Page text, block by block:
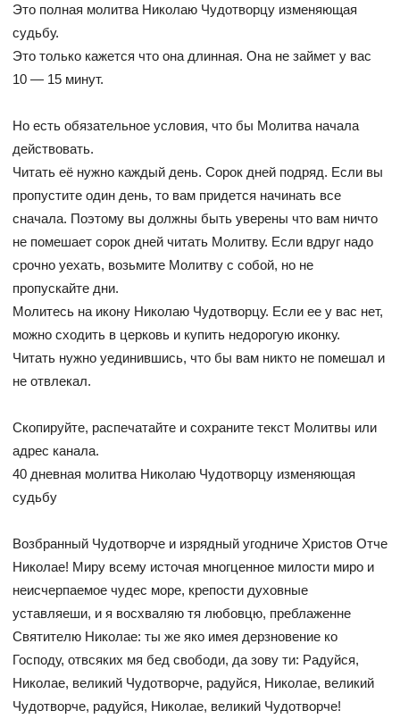
Это полная молитва Николаю Чудотворцу изменяющая
судьбу.
Это только кажется что она длинная. Она не займет у вас
10 — 15 минут.
Но есть обязательное условия, что бы Молитва начала
действовать.
Читать её нужно каждый день. Сорок дней подряд. Если вы
пропустите один день, то вам придется начинать все
сначала. Поэтому вы должны быть уверены что вам ничто
не помешает сорок дней читать Молитву. Если вдруг надо
срочно уехать, возьмите Молитву с собой, но не
пропускайте дни.
Молитесь на икону Николаю Чудотворцу. Если ее у вас нет,
можно сходить в церковь и купить недорогую иконку.
Читать нужно уединившись, что бы вам никто не помешал и
не отвлекал.
Скопируйте, распечатайте и сохраните текст Молитвы или
адрес канала.
40 дневная молитва Николаю Чудотворцу изменяющая
судьбу
Возбранный Чудотворче и изрядный угодниче Христов Отче
Николае! Миру всему источая многценное милости миро и
неисчерпаемое чудес море, крепости духовные
уставляеши, и я восхваляю тя любовцю, преблаженне
Святителю Николае: ты же яко имея дерзновение ко
Господу, отвсяких мя бед свободи, да зову ти: Радуйся,
Николае, великий Чудотворче, радуйся, Николае, великий
Чудотворче, радуйся, Николае, великий Чудотворче!